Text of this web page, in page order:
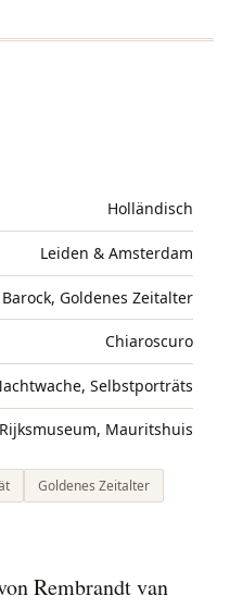
Holländisch
Leiden & Amsterdam
Barock, Goldenes Zeitalter
Chiaroscuro
Selbstporträts
Rijksmuseum, Mauritshuis
Goldenes Zeitalter
Rembrandt van